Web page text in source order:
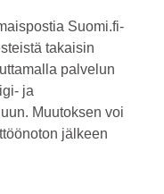
Suomi.fi-
takaisin
palvelun
ja
Muutoksen voi
jälkeen